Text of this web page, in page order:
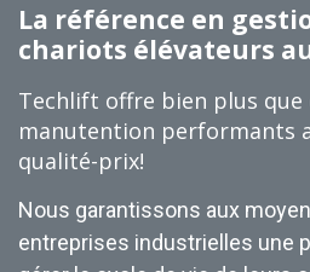
La référence en
chariots élévateurs
Techlift offre bien plus que
manutention performants
qualité-prix!
Nous garantissons aux
entreprises industrielles une